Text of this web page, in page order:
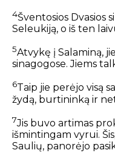
4Šventosios Dvasios
Seleukiją, o iš ten
5Atvykę į Salaminą,
sinagogose. Jiems
6Taip jie perėjo visą
žydą, burtininką ir
7Jis buvo artimas
išmintingam vyrui.
Saulių, panorėjo